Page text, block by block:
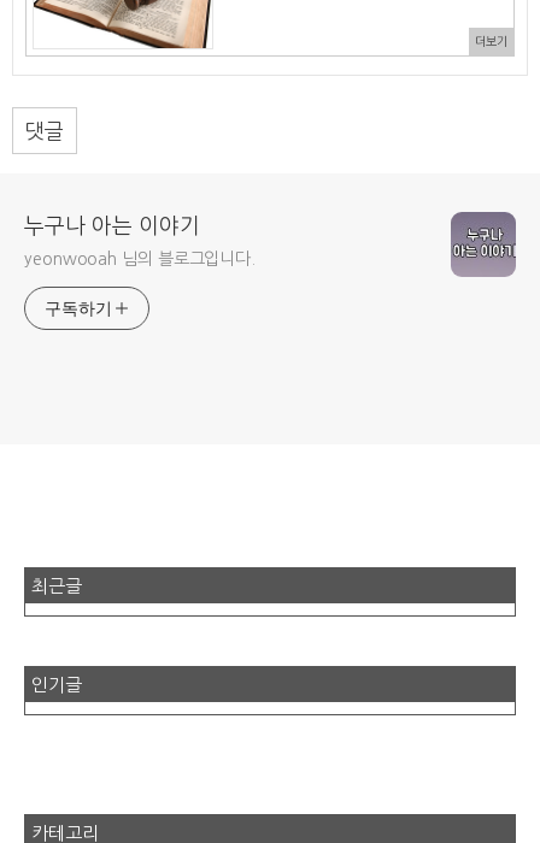
더보기
댓글
누구나 아는 이야기
yeonwooah 님의 블로그입니다.
구독하기
최근글
인기글
카테고리